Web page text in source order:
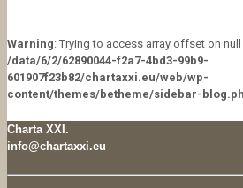
Warning: Trying to access array offset on null
/data/6/2/62890044-f2a7-4bd3-99b9-
601907f23b82/chartaxxi.eu/web/wp-
content/themes/betheme/sidebar-
Charta XXI.
info@chartaxxi.eu